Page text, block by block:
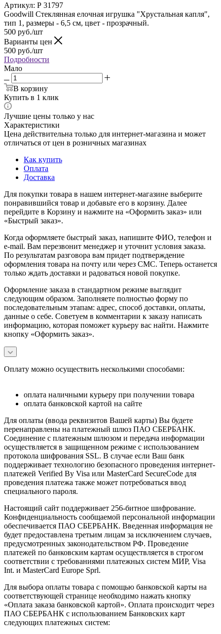
Артикул: Р 31797
Goodwill Стеклянная елочная игрушка "Хрустальная капля",
тип 1, размеры - 6,5 см, цвет - прозрачный.
500 руб./шт
Варианты цен
500 руб./шт
Подробности
Мало
В корзину
Купить в 1 клик
Лучшие цены только у нас
Характеристики
Цена действительна только для интернет-магазина и может
отличаться от цен в розничных магазинах
Как купить
Оплата
Доставка
Для покупки товара в нашем интернет-магазине выберите
понравившийся товар и добавьте его в корзину. Далее
перейдите в Корзину и нажмите на «Оформить заказ» или
«Быстрый заказ».
Когда оформляете быстрый заказ, напишите ФИО, телефон и
e-mail. Вам перезвонит менеджер и уточнит условия заказа.
По результатам разговора вам придет подтверждение
оформления товара на почту или через СМС. Теперь останется
только ждать доставки и радоваться новой покупке.
Оформление заказа в стандартном режиме выглядит
следующим образом. Заполняете полностью форму по
последовательным этапам: адрес, способ доставки, оплаты,
данные о себе. Советуем в комментарии к заказу написать
информацию, которая поможет курьеру вас найти. Нажмите
кнопку «Оформить заказ».
Оплату можно осуществить несколькими способами:
оплата наличными курьеру при получении товара
оплата банковской картой на сайте
Для оплаты (ввода реквизитов Вашей карты) Вы будете
перенаправлены на платежный шлюз ПАО СБЕРБАНК.
Соединение с платежным шлюзом и передача информации
осуществляется в защищенном режиме с использованием
протокола шифрования SSL. В случае если Ваш банк
поддерживает технологию безопасного проведения интернет-
платежей Verified By Visa или MasterCard SecureCode для
проведения платежа также может потребоваться ввод
специального пароля.
Настоящий сайт поддерживает 256-битное шифрование.
Конфиденциальность сообщаемой персональной информации
обеспечивается ПАО СБЕРБАНК. Введенная информация не
будет предоставлена третьим лицам за исключением случаев,
предусмотренных законодательством РФ. Проведение
платежей по банковским картам осуществляется в строгом
соответствии с требованиями платежных систем МИР, Visa
Int. и MasterCard Europe Sprl.
Для выбора оплаты товара с помощью банковской карты на
соответствующей странице необходимо нажать кнопку
«Оплата заказа банковской картой». Оплата происходит через
ПАО СБЕРБАНК с использованием Банковских карт
следующих платежных систем: